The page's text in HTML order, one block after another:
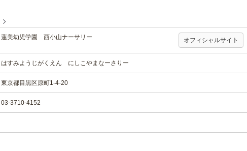
蓮美幼児学園 西小山ナーサリー オフィシャルサイト
はすみようじがくえん にしこやまなーさりー
東京都目黒区原町1-4-20
03-3710-4152